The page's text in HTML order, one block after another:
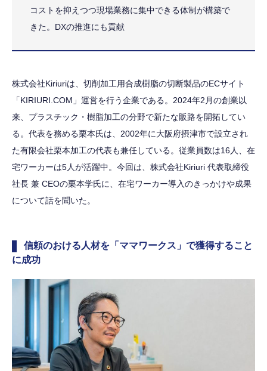
コストを抑えつつ現場業務に集中できる体制が構築で
きた。DXの推進にも貢献
株式会社Kiriuriは、切削加工用合成樹脂の切断製品のECサイト
「KIRIURI.COM」運営を行う企業である。2024年2月の創業以
来、プラスチック・樹脂加工の分野で新たな販路を開拓してい
る。代表を務める栗本氏は、2002年に大阪府摂津市で設立され
た有限会社栗本加工の代表も兼任している。従業員数は16人、在
宅ワーカーは5人が活躍中。今回は、株式会社Kiriuri 代表取締役
社長 兼 CEOの栗本学氏に、在宅ワーカー導入のきっかけや成果
について話を聞いた。
信頼のおける人材を「ママワークス」で獲得すること
に成功